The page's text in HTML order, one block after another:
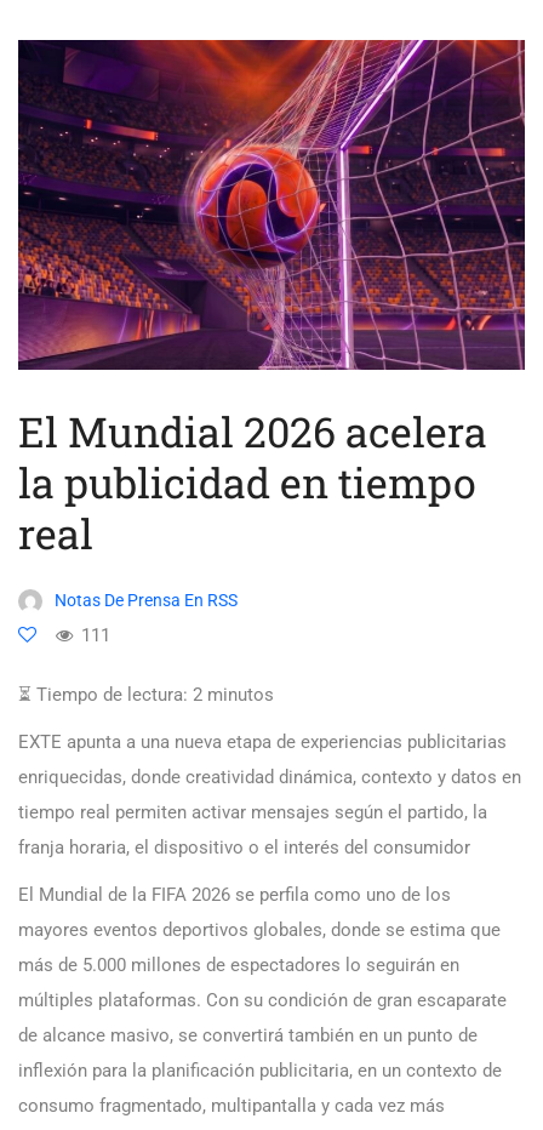
El Mundial 2026 acelera
la publicidad en tiempo
real
Notas De Prensa En RSS
111
⏳ Tiempo de lectura: 2 minutos
EXTE apunta a una nueva etapa de experiencias publicitarias
enriquecidas, donde creatividad dinámica, contexto y datos en
tiempo real permiten activar mensajes según el partido, la
franja horaria, el dispositivo o el interés del consumidor
El Mundial de la FIFA 2026 se perfila como uno de los
mayores eventos deportivos globales, donde se estima que
más de 5.000 millones de espectadores lo seguirán en
múltiples plataformas. Con su condición de gran escaparate
de alcance masivo, se convertirá también en un punto de
inflexión para la planificación publicitaria, en un contexto de
consumo fragmentado, multipantalla y cada vez más